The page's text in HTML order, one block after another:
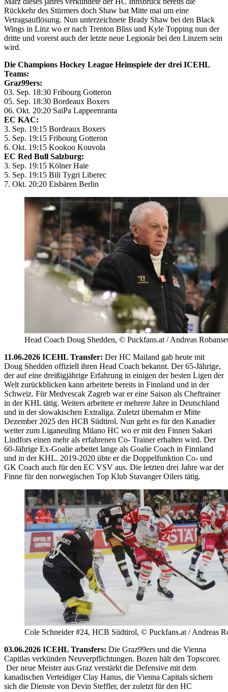
Rückkehr des Stürmers doch Shaw bat Mitte mai um eine
Vetragsauflösung. Nun unterzeichnete Brady Shaw bei den Black
Wings in Linz wo er nach Trenton Bliss und Kyle Topping nun der
dritte und vorerst auch der letzte neue Legionär bei den Linzern sein
wird.
Die Champions Hockey League Heimspiele der drei ICEHL
Teams:
Graz99ers:
03. Sep. 18:30 Fribourg Gotteron
05. Sep. 18:30 Bordeaux Boxers
06. Okt. 20:20 SaiPa Lappeenranta
EC KAC:
3. Sep. 19:15 Bordeaux Boxers
5. Sep. 19:15 Fribourg Gotteron
6. Okt. 19:15 Kookoo Kouvola
EC Red Bull Salzburg:
3. Sep. 19:15 Kölner Haie
5. Sep. 19:15 Bili Tygri Liberec
7. Okt. 20:20 Eisbären Berlin
Head Coach Doug Shedden, © Puckfans.at / Andreas
11.06.2026 ICEHL Transfer: Der HC Mailand gab heute mit
Doug Shedden offiziell ihren Head Coach bekannt. Der 65-Jährige,
der auf eine dreißigjährige Erfahrung in einigen der besten Ligen der
Welt zurückblicken kann arbeitete bereits in Finnland und in der
Schweiz. Für Medvescak Zagreb war er eine Saison als Cheftrainer
in der KHL tätig. Weiters arbeitete er mehrere Jahre in Deutschland
und in der slowakischen Extraliga. Zuletzt übernahm er Mitte
Dezember 2025 den HCB Südtirol. Nun geht es für den Kanadier
weiter zum Liganeuling Milano HC wo er mit den Finnen Sakari
Lindfors einen mehr als erfahrenen Co- Trainer erhalten wird. Der
60-Jährige Ex-Goalie arbeitet lange als Goalie Coach in Finnland
und in der KHL. 2019-2020 übte er die Doppelfunktion Co- und
GK Coach auch für den EC VSV aus. Die letzten drei Jahre war der
Finne für den norwegischen Top Klub Stavanger Oilers tätig.
Cole Schneider #24, HCB Südtirol, © Puckfans.at / Andreas
03.06.2026 ICEHL Transfers: Die Graz99ers und die Vienna
Capitlas verkünden Neuverpflichtungen. Bozen hält den Topscorer.
Der neue Meister aus Graz verstärkt die Defensive mit dem
kanadischen Verteidiger Clay Hanus, die Vienna Capitals sichern
sich die Dienste von Devin Steffler, der zuletzt für den HC